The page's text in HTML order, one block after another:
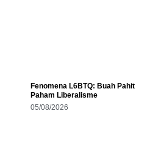
Fenomena L6BTQ: Buah Pahit
Paham Liberalisme
05/08/2026